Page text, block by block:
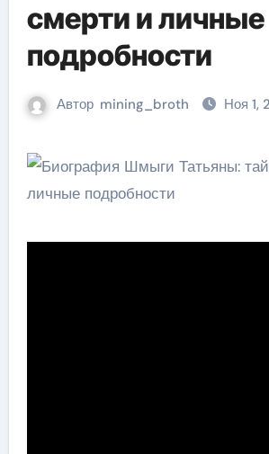
смерти и личные
подробности
Автор mining_broth Ноя 1,